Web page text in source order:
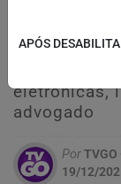
celulares,
eletrônicas,
advogado
PorTVGO
19/12/
APÓS